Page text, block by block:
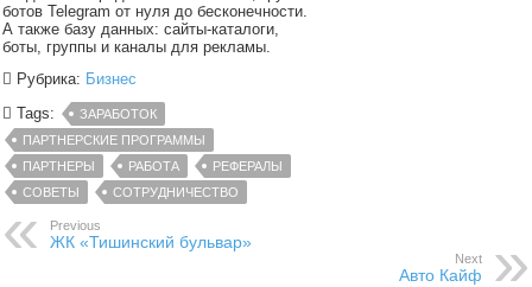
ботов Telegram от нуля до бесконечности.
А также базу данных: сайты-каталоги,
боты, группы и каналы для рекламы.
Рубрика: Бизнес
Tags:
ЗАРАБОТОК
ПАРТНЕРСКИЕ ПРОГРАММЫ
ПАРТНЕРЫ
РАБОТА
РЕФЕРАЛЫ
СОВЕТЫ
СОТРУДНИЧЕСТВО
Previous
ЖК «Тишинский бульвар»
Next
Авто Кайф